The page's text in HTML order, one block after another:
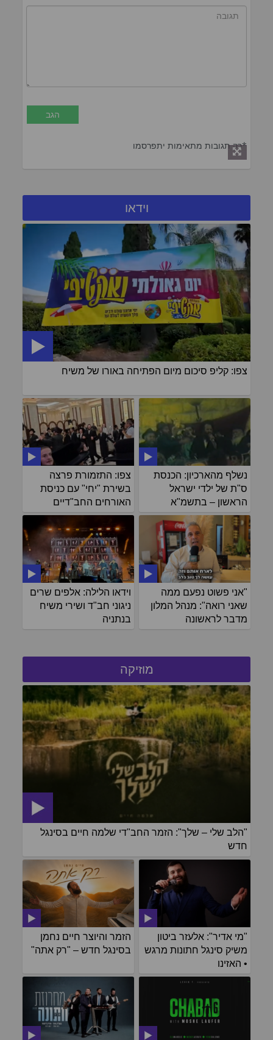
*רק תגובות מתאימות יתפרסמו
וידאו
צפו: קליפ סיכום מיום הפתיחה באורו של משיח
צפו: התזמורת פרצה
בשירת "יחי" עם כניסת
האורחים החב"דיים
נשלף מהארכיון: הכנסת
ס"ת של ילדי ישראל
הראשון – בתשמ"א
וידאו הלילה: אלפים שרים
ניגוני חב"ד ושירי משיח
בנתניה
"אני פשוט נפעם ממה
שאני רואה": מנהל המלון
מדבר לראשונה
מוזיקה
"הלב שלי – שלך": הזמר החב"די שלמה חיים בסינגל
חדש
הזמר והיוצר חיים נחמן
בסינגל חדש – "רק אתה"
"מי אדיר": אלעזר ביטון
משיק סינגל חתונות מרגש
• האזינו